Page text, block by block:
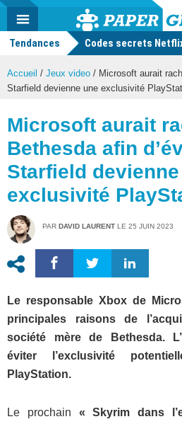
Actu
geek
MENU
Tendances Codes secrets
Accueil / Jeux video / Microsoft aurait
Starfield devienne une exclusivité
Microsoft aurait
Bethesda afin
Starfield
exclusivité
PAR DAVID LAURENT LE 25 JUIN 2023
Le responsable Xbox de
principales raisons de
société mère de Bethesda.
éviter l’exclusivité
PlayStation.
Le prochain « Skyrim dans
Mode
FacebookTwitter